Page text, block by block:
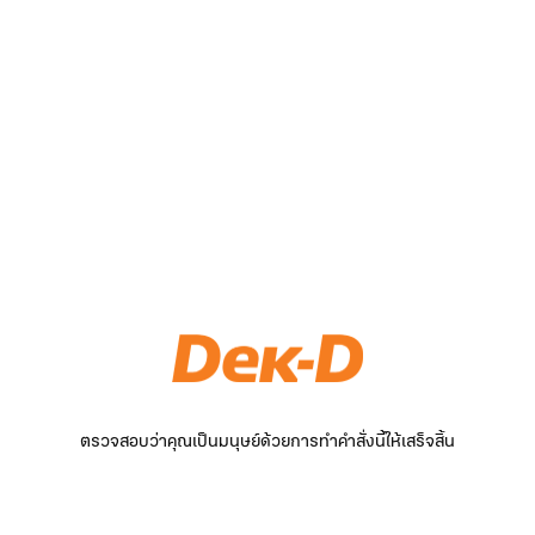
ตรวจสอบว่าคุณเป็นมนุษย์ด้วยการทำคำสั่งนี้ให้เสร็จสิ้น